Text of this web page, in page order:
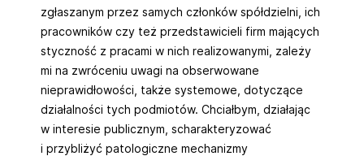
zgłaszanym przez samych członków spółdzielni, ich
pracowników czy też przedstawicieli firm mających
styczność z pracami w nich realizowanymi, zależy
mi na zwróceniu uwagi na obserwowane
nieprawidłowości, także systemowe, dotyczące
działalności tych podmiotów. Chciałbym, działając
w interesie publicznym, scharakteryzować
i przybliżyć patologiczne mechanizmy